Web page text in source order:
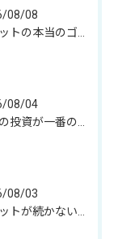
08/08
08/04
08/03